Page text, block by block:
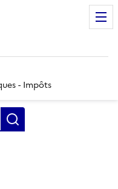
- Impôts
mots clés, partie du